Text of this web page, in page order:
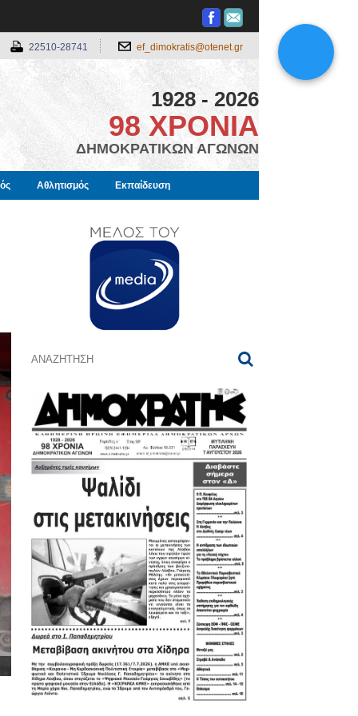
22510-28741 ef_dimokratis@otenet.gr
1928 - 2026
98 ΧΡΟΝΙΑ
ΔΗΜΟΚΡΑΤΙΚΩΝ ΑΓΩΝΩΝ
Αθλητισμός Εκπαίδευση